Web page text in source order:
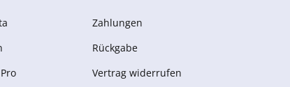
Zahlungen
Rückgabe
Vertrag widerrufen